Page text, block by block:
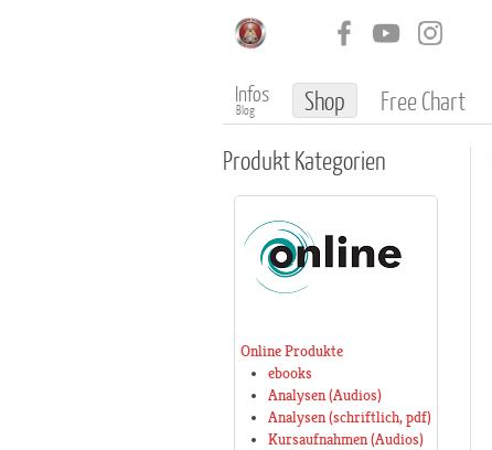
Infos
Blog Shop Free Chart
ProduktKategorien
Online Produkte
ebooks
Analysen (Audios)
Analysen (schriftlich, pdf)
Kursaufnahmen (Audios)